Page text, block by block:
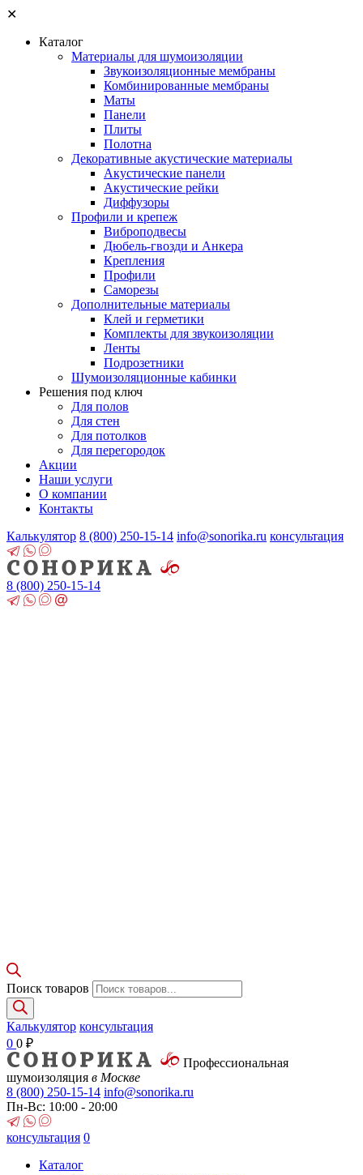
✕
Каталог
Материалы для шумоизоляции
Звукоизоляционные мембраны
Комбинированные мембраны
Маты
Панели
Плиты
Полотна
Декоративные акустические материалы
Акустические панели
Акустические рейки
Диффузоры
Профили и крепеж
Виброподвесы
Дюбель-гвозди и Анкера
Крепления
Профили
Саморезы
Дополнительные материалы
Клей и герметики
Комплекты для звукоизоляции
Ленты
Подрозетники
Шумоизоляционные кабинки
Решения под ключ
Для полов
Для стен
Для потолков
Для перегородок
Акции
Наши услуги
О компании
Контакты
Калькулятор 8 (800) 250-15-14 info@sonorika.ru консультация
8 (800) 250-15-14
Поиск товаров
Калькулятор консультация
0 0 ₽
Профессиональная
шумоизоляция в Москве
8 (800) 250-15-14 info@sonorika.ru
Пн-Вс: 10:00 - 20:00
консультация 0
Каталог